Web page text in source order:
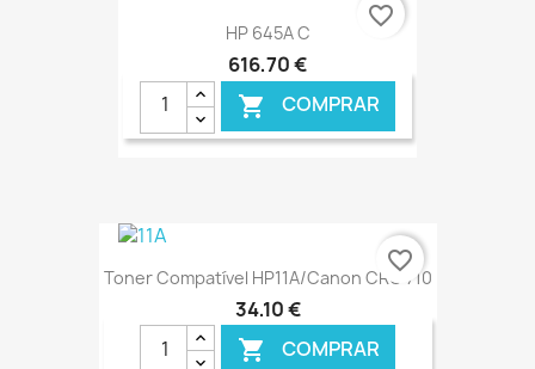
HP 645A C
616,70 €
 COMPRAR
€ ONLINE
favorite_border
Toner Compatível HP11A/Canon CRG 710
34,10 €
 COMPRAR
favorite_border